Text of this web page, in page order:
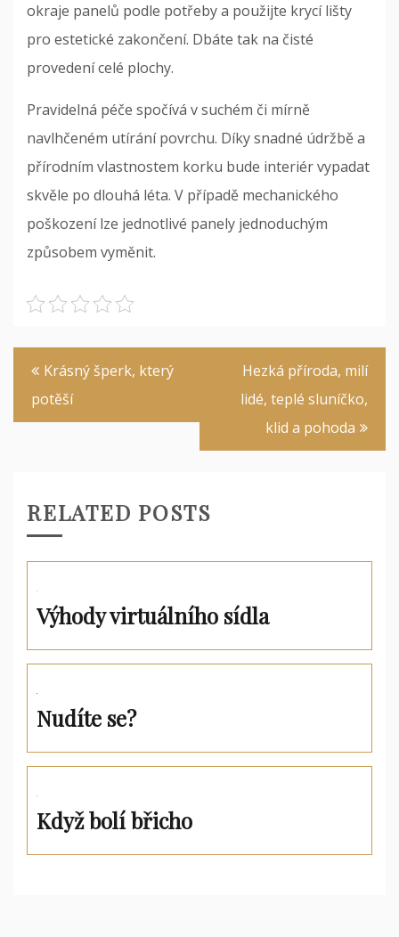
okraje panelů podle potřeby a použijte krycí lišty
pro estetické zakončení. Dbáte tak na čisté
provedení celé plochy.
Pravidelná péče spočívá v suchém či mírně
navlhčeném utírání povrchu. Díky snadné údržbě a
přírodním vlastnostem korku bude interiér vypadat
skvěle po dlouhá léta. V případě mechanického
poškození lze jednotlivé panely jednoduchým
způsobem vyměnit.
Navigace
pro
příspěvek
Krásný šperk, který
potěší
Hezká příroda, milí
lidé, teplé sluníčko,
klid a pohoda
RELATED POSTS
Výhody virtuálního sídla
Nudíte se?
Když bolí břicho